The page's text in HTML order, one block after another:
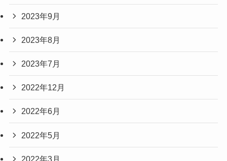
2023年9月
2023年8月
2023年7月
2022年12月
2022年6月
2022年5月
2022年3月